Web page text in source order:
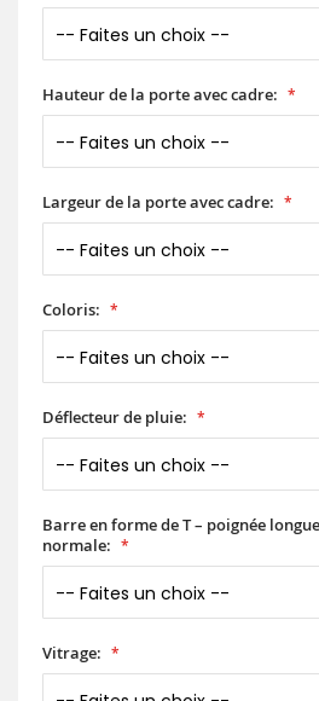
Hauteur de la porte avec cadre:
Largeur de la porte avec cadre:
Coloris:
Déflecteur de pluie:
Barre en forme de T – poignée
normale:
Vitrage: